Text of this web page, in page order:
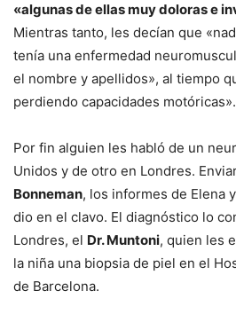
«algunas de ellas muy doloras e
Mientras tanto, les decían que
tenía una enfermedad
el nombre y apellidos», al tiempo
perdiendo capacidades motóricas».
Por fin alguien les habló de un
Unidos y de otro en Londres.
Bonneman, los informes de Elena
dio en el clavo. El diagnóstico lo
Londres, el Dr. Muntoni, quien les
la niña una biopsia de piel en el
de Barcelona.